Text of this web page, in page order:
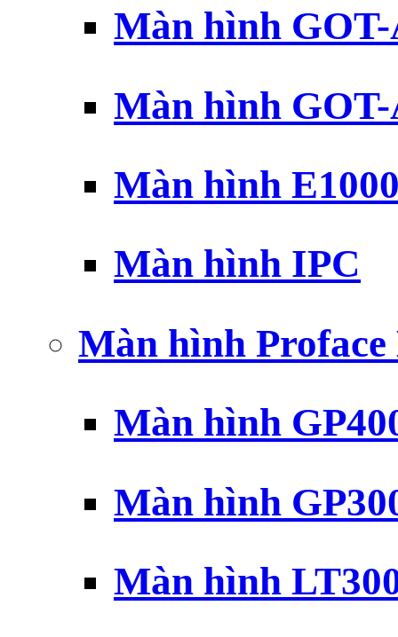
Màn hình
Màn hình
Màn hình
Màn hình IPC
Màn hình
Màn hình
Màn hình
Màn hình